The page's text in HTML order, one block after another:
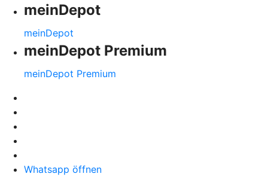
meinDepot
meinDepot
meinDepot Premium
meinDepot Premium
Whatsapp öffnen